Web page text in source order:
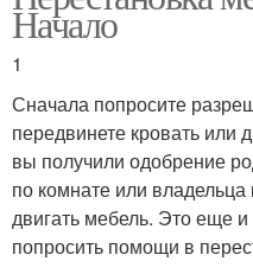
Начало
1
Сначала попросите
передвинете кровать или
вы получили одобрение
по комнате или
двигать мебель. Это еще
попросить помощи в